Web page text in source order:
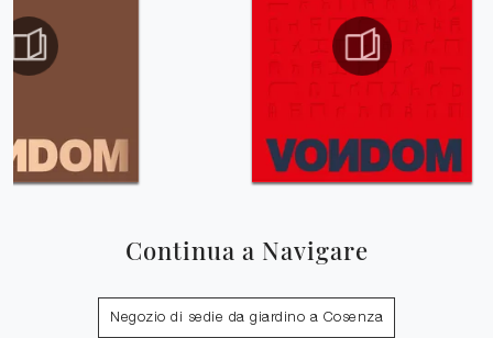
Continua a Navigare
Negozio di sedie da giardino a Cosenza